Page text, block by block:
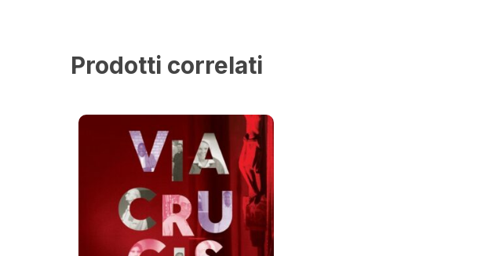
Prodotti correlati